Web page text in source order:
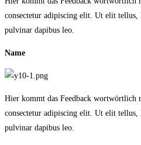
consectetur adipiscing elit. Ut elit tellus,
pulvinar dapibus leo.
Name
Hier kommt das Feedback wortwörtlich
consectetur adipiscing elit. Ut elit tellus,
pulvinar dapibus leo.